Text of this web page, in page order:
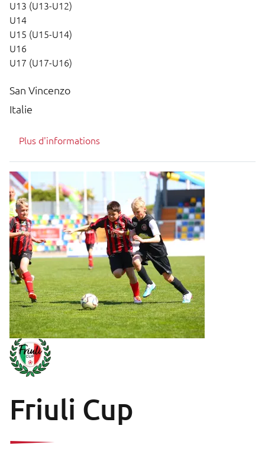
U13 (U13-U12)
U14
U15 (U15-U14)
U16
U17 (U17-U16)
San Vincenzo
Italie
Plus d'informations
Friuli Cup